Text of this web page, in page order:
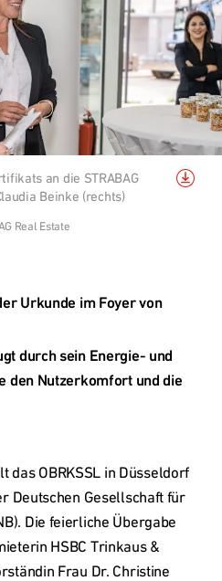
an die STRABAG
Beinke (rechts)
Real Estate
Urkunde im Foyer von
durch sein Energie- und
den Nutzerkomfort und die
das OBRKSSL in Düsseldorf
Deutschen Gesellschaft für
Die feierliche Übergabe
HSBC Trinkaus &
Frau Dr. Christine